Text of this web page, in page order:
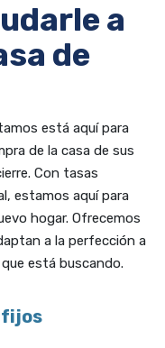
a
de
está aquí para
de la casa de sus
Con tasas
estamos aquí para
hogar. Ofrecemos
a la perfección a
está buscando.
fijos